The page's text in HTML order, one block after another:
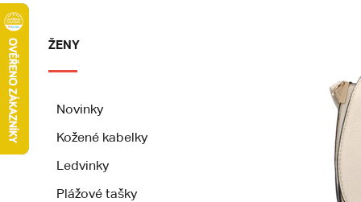
ŽENY
Novinky
Kožené kabelky
Ledvinky
Plážové tašky